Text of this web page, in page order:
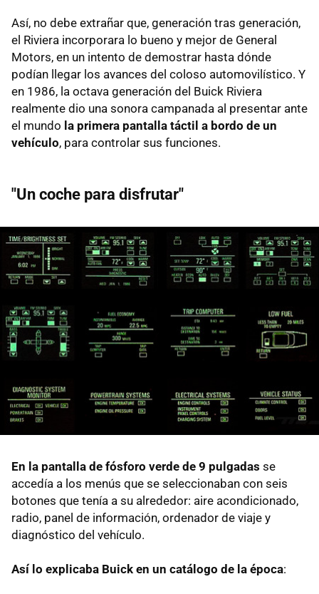
Así, no debe extrañar que, generación tras generación,
el Riviera incorporara lo bueno y mejor de General
Motors, en un intento de demostrar hasta dónde
podían llegar los avances del coloso automovilístico. Y
en 1986, la octava generación del Buick Riviera
realmente dio una sonora campanada al presentar ante
el mundo la primera pantalla táctil a bordo de un
vehículo, para controlar sus funciones.
"Un coche para disfrutar"
En la pantalla de fósforo verde de 9 pulgadas se
accedía a los menús que se seleccionaban con seis
botones que tenía a su alrededor: aire acondicionado,
radio, panel de información, ordenador de viaje y
diagnóstico del vehículo.
Así lo explicaba Buick en un catálogo de la época: